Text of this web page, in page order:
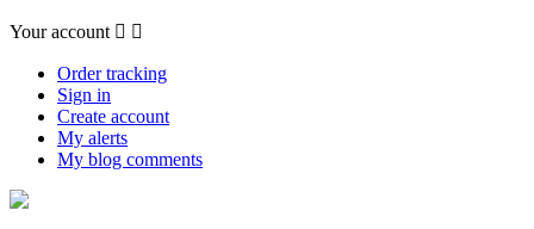
Your account  
Order tracking
Sign in
Create account
My alerts
My blog comments